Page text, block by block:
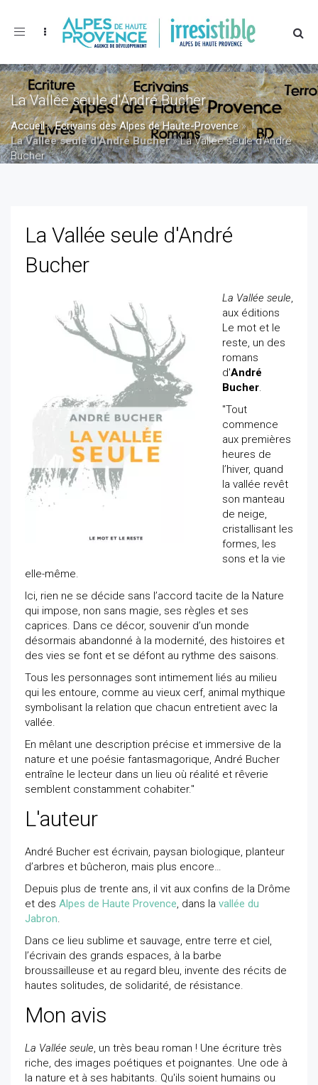
Toggle
La Vallée seule d'André Bucher
Accueil»Ecrivains des Alpes de Haute-Provence»
La Vallée seule d'André Bucher»La Vallée seule d'André
Bucher
La Vallée seule d'André
Bucher
La Vallée seule,
aux éditions
Le mot et le
reste, un des
romans
d'André
Bucher.
"Tout
commence
aux premières
heures de
l’hiver, quand
la vallée revêt
son manteau
de neige,
cristallisant les
formes, les
sons et la vie
elle-même.
Ici, rien ne se décide sans l’accord tacite de la Nature
qui impose, non sans magie, ses règles et ses
caprices. Dans ce décor, souvenir d’un monde
désormais abandonné à la modernité, des histoires et
des vies se font et se défont au rythme des saisons.
Tous les personnages sont intimement liés au milieu
qui les entoure, comme au vieux cerf, animal mythique
symbolisant la relation que chacun entretient avec la
vallée.
En mêlant une description précise et immersive de la
nature et une poésie fantasmagorique, André Bucher
entraîne le lecteur dans un lieu où réalité et rêverie
semblent constamment cohabiter."
L'auteur
André Bucher est écrivain, paysan biologique, planteur
d’arbres et bûcheron, mais plus encore…
Depuis plus de trente ans, il vit aux confins de la Drôme
et des Alpes de Hau­te Provence, dans la vallée du
Jabron.
Dans ce lieu sublime et sau­vage, entre terre et ciel,
l’écrivain des grands espaces, à la barbe
broussailleuse et au regard bleu, invente des récits de
hautes solitudes, de solidarité, de résistance.
Mon avis
La Vallée seule, un très beau roman ! Une écriture très
riche, des images poétiques et poignantes. Une ode à
la nature et à ses habitants. Qu'ils soient humains ou